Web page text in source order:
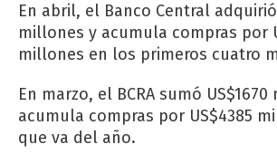
En abril, el Banco Central adquirió
millones y acumula compras por
millones en los primeros cuatro
En marzo, el BCRA sumó
acumula compras por US$4385
que va del año.